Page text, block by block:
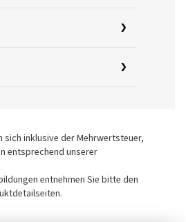
sich inklusive der Mehrwertsteuer,
entsprechend unserer
entnehmen Sie bitte den